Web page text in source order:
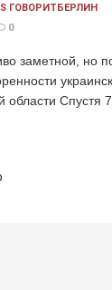
ГОВОРИТБЕРЛИН
0
заметной, но
области Спустя